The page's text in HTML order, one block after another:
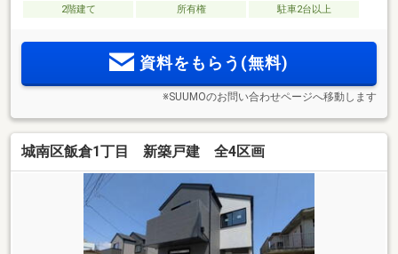
2階建て 所有権 駐車2台以上
資料をもらう(無料)
※SUUMOのお問い合わせページへ移動します
城南区飯倉1丁目 新築戸建 全4区画